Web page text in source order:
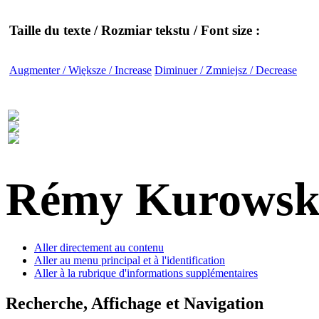
Taille du texte / Rozmiar tekstu / Font size :
Augmenter / Większe / Increase Diminuer / Zmniejsz / Decrease
Rémy
Aller directement au contenu
Aller au menu principal et à l'identification
Aller à la rubrique d'informations supplémentaires
Recherche, Affichage et Navigation